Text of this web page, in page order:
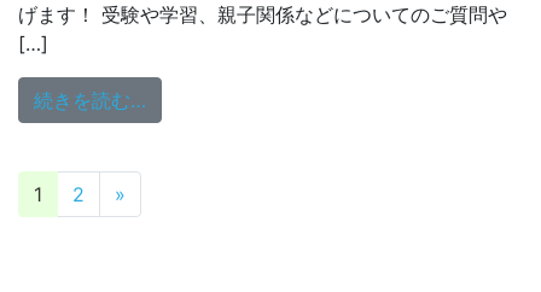
げます！ 受験や学習、親子関係などについてのご質問や
[…]
続きを読む…
投稿ナビゲーション
1 2 »